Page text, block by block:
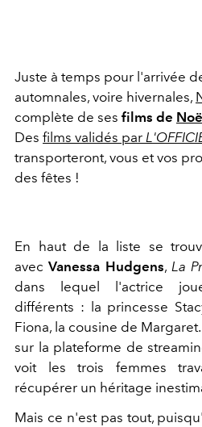
Juste à temps pour l'arrivée
automnales, voire hivernales,
complète de ses films de Noël
Des films validés par
transporteront, vous et vos
des fêtes !
En haut de la liste se
avec Vanessa Hudgens, La
dans lequel l'actrice
différents : la princesse
Fiona, la cousine de
sur la plateforme de
voit les trois femmes
récupérer un héritage
Mais ce n'est pas tout,